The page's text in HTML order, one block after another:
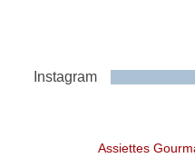
Instagram
Assiettes